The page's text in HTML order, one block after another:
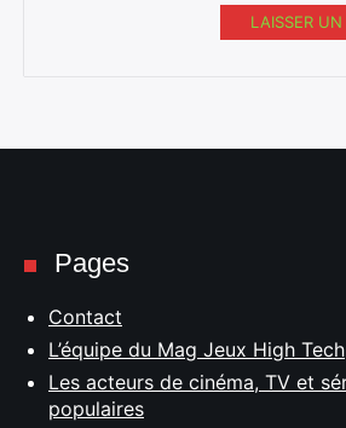
LAISSER
Pages
Contact
L’équipe du Mag Jeux High Tech
Les acteurs de cinéma, TV et
populaires